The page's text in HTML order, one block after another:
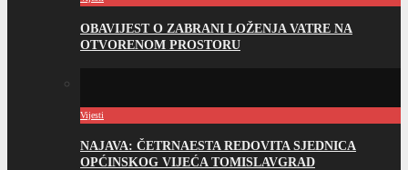
OBAVIJEST O ZABRANI LOŽENJA VATRE NA
OTVORENOM PROSTORU
Vijesti
NAJAVA: ČETRNAESTA REDOVITA SJEDNICA
OPĆINSKOG VIJEĆA TOMISLAVGRAD